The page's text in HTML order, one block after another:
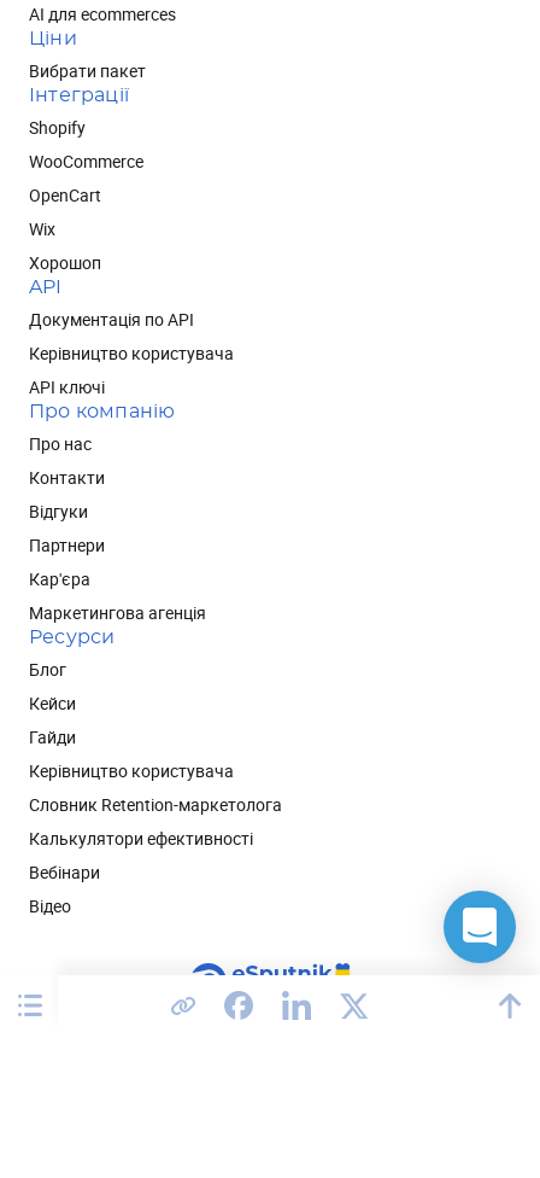
AI для ecommerces
Ціни
Вибрати пакет
Інтеграції
Shopify
WooCommerce
OpenCart
Wix
Хорошоп
API
Документація по API
Керівництво користувача
API ключі
Про компанію
Про нас
Контакти
Відгуки
Партнери
Кар'єра
Маркетингова агенція
Ресурси
Блог
Кейси
Гайди
Керівництво користувача
Словник Retention-маркетолога
Калькулятори ефективності
Вебінари
Відео